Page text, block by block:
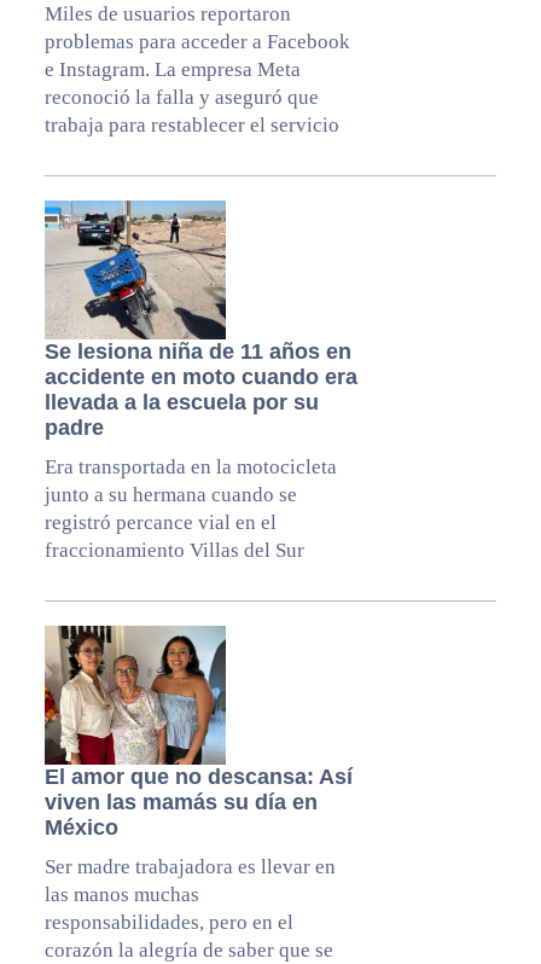
Miles de usuarios reportaron
problemas para acceder a Facebook
e Instagram. La empresa Meta
reconoció la falla y aseguró que
trabaja para restablecer el servicio
Se lesiona niña de 11 años en
accidente en moto cuando era
llevada a la escuela por su
padre
Era transportada en la motocicleta
junto a su hermana cuando se
registró percance vial en el
fraccionamiento Villas del Sur
El amor que no descansa: Así
viven las mamás su día en
México
Ser madre trabajadora es llevar en
las manos muchas
responsabilidades, pero en el
corazón la alegría de saber que se